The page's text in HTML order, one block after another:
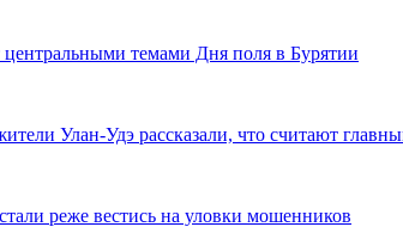
центральными темами Дня поля в Бурятии
Улан-Удэ рассказали, что считают
реже вестись на уловки мошенников